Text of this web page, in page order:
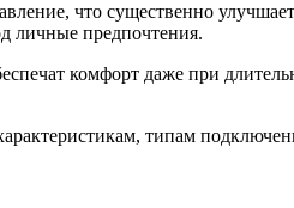
что существенно
личные предпочтения.
комфорт даже при
типам